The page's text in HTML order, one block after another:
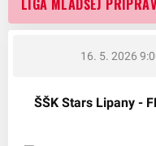
LIGA MLADŠEJ
16. 5. 2026
ŠŠK Stars Lipany -